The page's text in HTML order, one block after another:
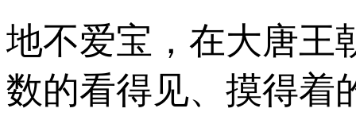
地不爱宝，在大唐王
数的看得见、摸得着